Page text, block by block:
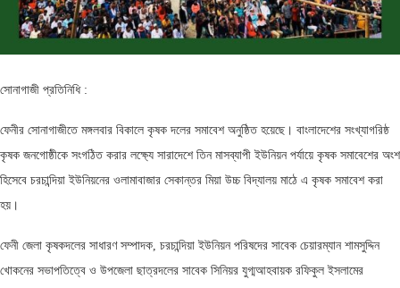
সোনাগাজী প্রতিনিধি :
ফেনীর সোনাগাজীতে মঙ্গলবার বিকালে কৃষক দলের সমাবেশ অনুষ্ঠিত হয়েছে। বাংলাদেশের সংখ্যাগরিষ্ঠ
কৃষক জনগোষ্ঠীকে সংগঠিত করার লক্ষ্যে সারাদেশে তিন মাসব্যাপী ইউনিয়ন পর্যায়ে কৃষক সমাবেশের অংশ
হিসেবে চরচান্দিয়া ইউনিয়নের ওলামাবাজার সেকান্তর মিয়া উচ্চ বিদ্যালয় মাঠে এ কৃষক সমাবেশ করা
হয়।
ফেনী জেলা কৃষকদলের সাধারণ সম্পাদক, চরচান্দিয়া ইউনিয়ন পরিষদের সাবেক চেয়ারম্যান শামসুদ্দিন
খোকনের সভাপতিত্বে ও উপজেলা ছাত্রদলের সাবেক সিনিয়র যুগ্মআহবায়ক রফিকুল ইসলামের